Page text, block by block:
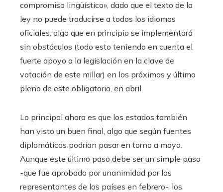
compromiso lingüístico», dado que el texto de la
ley no puede traducirse a todos los idiomas
oficiales, algo que en principio se implementará
sin obstáculos (todo esto teniendo en cuenta el
fuerte apoyo a la legislación en la clave de
votación de este millar) en los próximos y último
pleno de este obligatorio, en abril.
Lo principal ahora es que los estados también
han visto un buen final, algo que según fuentes
diplomáticas podrían pasar en torno a mayo.
Aunque este último paso debe ser un simple paso
-que fue aprobado por unanimidad por los
representantes de los países en febrero-, los